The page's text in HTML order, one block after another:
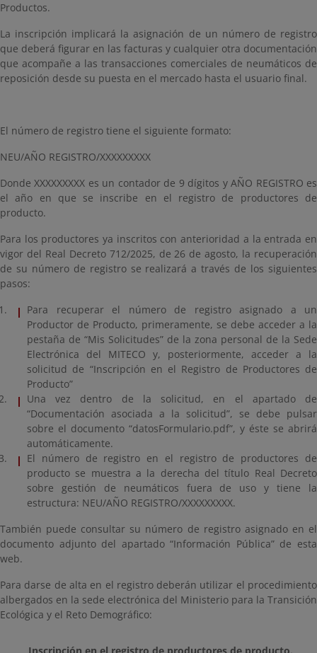
Productos.
La inscripción implicará la asignación de un número de registro
que deberá figurar en las facturas y cualquier otra documentación
que acompañe a las transacciones comerciales de neumáticos de
reposición desde su puesta en el mercado hasta el usuario final.
El número de registro tiene el siguiente formato:
NEU/AÑO REGISTRO/XXXXXXXXX
Donde XXXXXXXXX es un contador de 9 dígitos y AÑO REGISTRO es
el año en que se inscribe en el registro de productores de
producto.
Para los productores ya inscritos con anterioridad a la entrada en
vigor del Real Decreto 712/2025, de 26 de agosto, la recuperación
de su número de registro se realizará a través de los siguientes
pasos:
Para recuperar el número de registro asignado a un
Productor de Producto, primeramente, se debe acceder a la
pestaña de “Mis Solicitudes” de la zona personal de la Sede
Electrónica del MITECO y, posteriormente, acceder a la
solicitud de “Inscripción en el Registro de Productores de
Producto”
Una vez dentro de la solicitud, en el apartado de
“Documentación asociada a la solicitud”, se debe pulsar
sobre el documento “datosFormulario.pdf”, y éste se abrirá
automáticamente.
El número de registro en el registro de productores de
producto se muestra a la derecha del título Real Decreto
sobre gestión de neumáticos fuera de uso y tiene la
estructura: NEU/AÑO REGISTRO/XXXXXXXXX.
También puede consultar su número de registro asignado en el
documento adjunto del apartado “Información Pública” de esta
web.
Para darse de alta en el registro deberán utilizar el procedimiento
albergados en la sede electrónica del Ministerio para la Transición
Ecológica y el Reto Demográfico: